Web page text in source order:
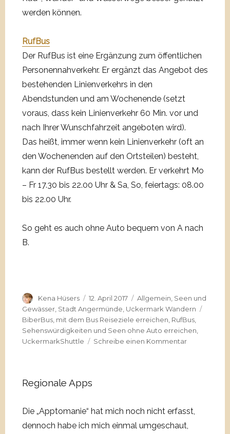
werden können.
RufBus
Der RufBus ist eine Ergänzung zum öffentlichen
Personennahverkehr. Er ergänzt das Angebot des
bestehenden Linienverkehrs in den
Abendstunden und am Wochenende (setzt
voraus, dass kein Linienverkehr 60 Min. vor und
nach Ihrer Wunschfahrzeit angeboten wird).
Das heißt, immer wenn kein Linienverkehr (oft an
den Wochenenden auf den Ortsteilen) besteht,
kann der RufBus bestellt werden. Er verkehrt Mo
– Fr 17.30 bis 22.00 Uhr & Sa, So, feiertags: 08.00
bis 22.00 Uhr.
So geht es auch ohne Auto bequem von A nach
B.
Autor
Kena Hüsers
Veröffentlicht
am
12. April 2017 Kategorien
Allgemein Seen und
Gewässer, Stadt Angermünde Uckermark Wandern
BiberBus, mit dem Bus Reiseziele erreichen RufBus,
Sehenswürdigkeiten und Seen ohne Auto erreichen
UckermarkShuttle
Schreibe einen Kommentarzu
ohne
Auto
Regionale Apps
Die „Apptomanie“ hat mich noch nicht erfasst,
dennoch habe ich mich einmal umgeschaut,